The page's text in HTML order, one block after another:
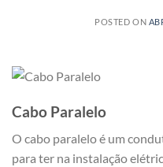
POSTED ON
Cabo Paralelo
O cabo paralelo é um
para ter na instalação